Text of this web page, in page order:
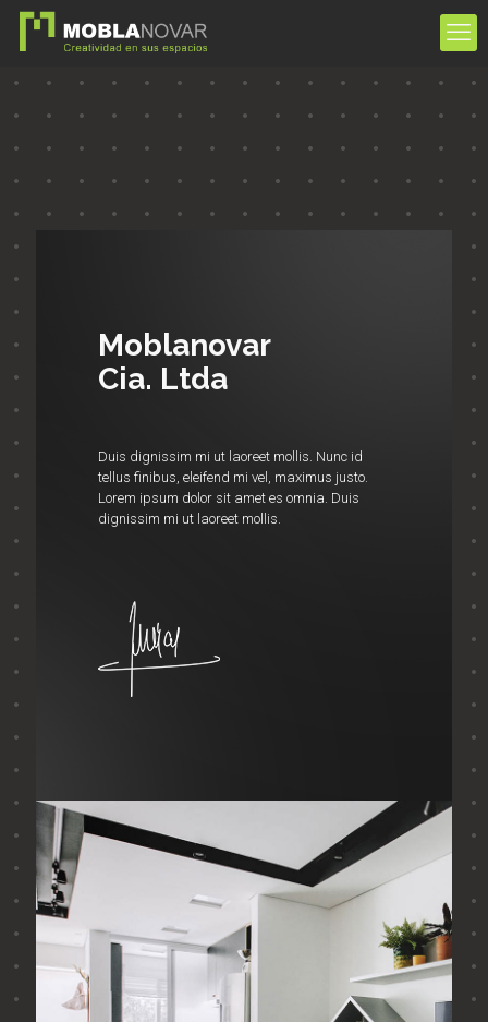
Moblanovar
Cia. Ltda
Duis dignissim mi ut laoreet mollis. Nunc id
tellus finibus, eleifend mi vel, maximus justo.
Lorem ipsum dolor sit amet es omnia. Duis
dignissim mi ut laoreet mollis.